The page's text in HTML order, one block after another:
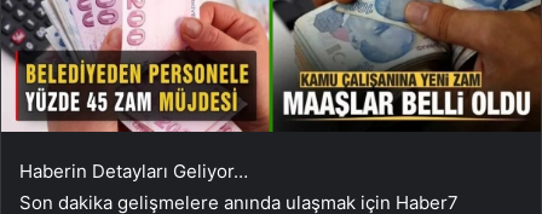
Haberin Detayları Geliyor…
Son dakika gelişmelere anında ulaşmak için Haber7